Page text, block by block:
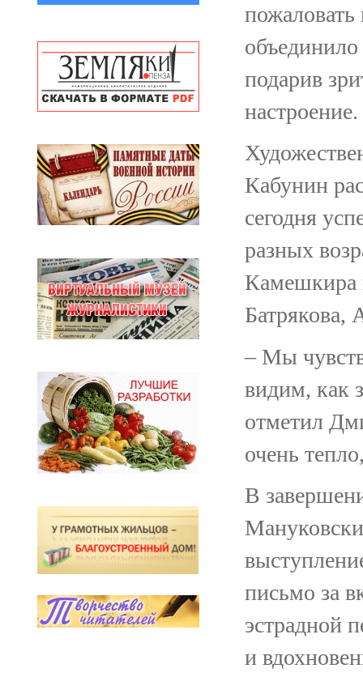
подарив
настроение.
Кабунин
сегодня
разных
Камешкира
Батрякова,
– Мы
видим, как
отметил
очень
В
письмо за
эстрадной
и